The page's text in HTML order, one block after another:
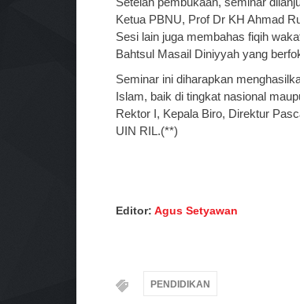
Ketua PBNU, Prof Dr KH Ahmad
Sesi lain juga membahas fiqih
Bahtsul Masail Diniyyah yang
Seminar ini diharapkan
Islam, baik di tingkat nasional
Rektor I, Kepala Biro, Direktur
UIN RIL.(**)
Editor: Agus Setyawan
PENDIDIKAN